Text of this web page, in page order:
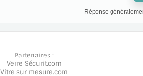
Réponse
Partenaires :
Verre Sécurit.com
Vitre sur mesure.com